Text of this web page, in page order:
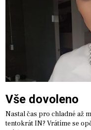
Vše dovoleno
Nastal čas pro chladné až
tentokrát IN? Vrátíme se